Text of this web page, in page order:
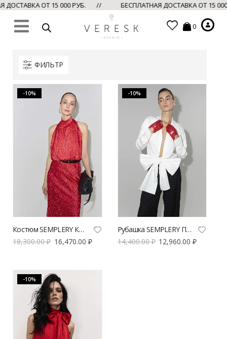
ДОСТАВКА ОТ 15 000 РУБ. // БЕСПЛАТНАЯ ДОСТАВКА ОТ 15
0
ФИЛЬТР
-10%
Костюм SEMPLERY Келли красного цвета | VERESK studio
18,300.00₽ 16,470.00 ₽
-10%
Рубашка SEMPLERY Париж | VERESK studio
14,400.00₽ 12,960.00₽
-10%